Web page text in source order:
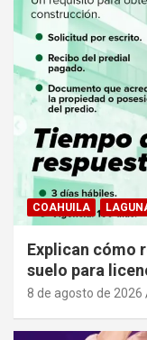
COAHUILA
Explican cómo
suelo para
8 de agosto de 2026